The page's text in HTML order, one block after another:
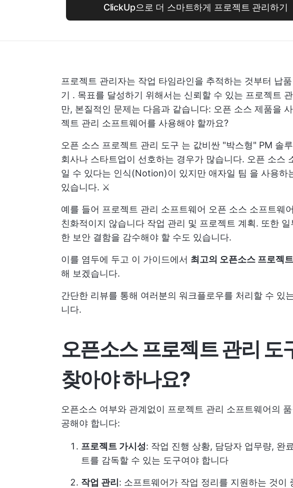
ClickUp으로 더 스마트하게 프로젝트 관리하기
프로젝트 관리자는 작업 타임라인을 추적하는 것부터 납
기 . 목표를 달성하기 위해서는 신뢰할 수 있는 프로젝트
만, 본질적인 문제는 다음과 같습니다: 오픈 소스 제품을
젝트 관리 소프트웨어를 사용해야 할까요?
오픈 소스 프로젝트 관리 도구 는 값비싼 "박스형" PM 솔
회사나 스타트업이 선호하는 경우가 많습니다. 오픈 소스
일 수 있다는 인식(Notion)이 있지만 애자일 팀 을 사용하
있습니다. ⚔️
예를 들어 프로젝트 관리 소프트웨어 오픈 소스 소프트웨
친화적이지 않습니다 작업 관리 및 프로젝트 계획. 또한
한 보안 결함을 감수해야 할 수도 있습니다.
이를 염두에 두고 이 가이드에서 최고의 오픈소스 프로젝
해 보겠습니다.
간단한 리뷰를 통해 여러분의 워크플로우를 처리할 수 있
니다.
오픈소스 프로젝트 관리 도
찾아야 하나요?
오픈소스 여부와 관계없이 프로젝트 관리 소프트웨어의
공해야 합니다:
프로젝트 가시성: 작업 진행 상황, 담당자 업무량, 완
트를 감독할 수 있는 도구여야 합니다
작업 관리 : 소프트웨어가 작업 정리를 지원하는 것이